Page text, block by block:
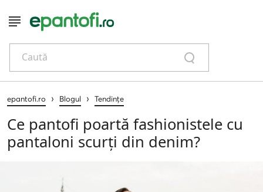
Caută
epantofi.ro › Blogul › Tendințe
Ce pantofi poartă fashionistele cu
pantaloni scurți din denim?